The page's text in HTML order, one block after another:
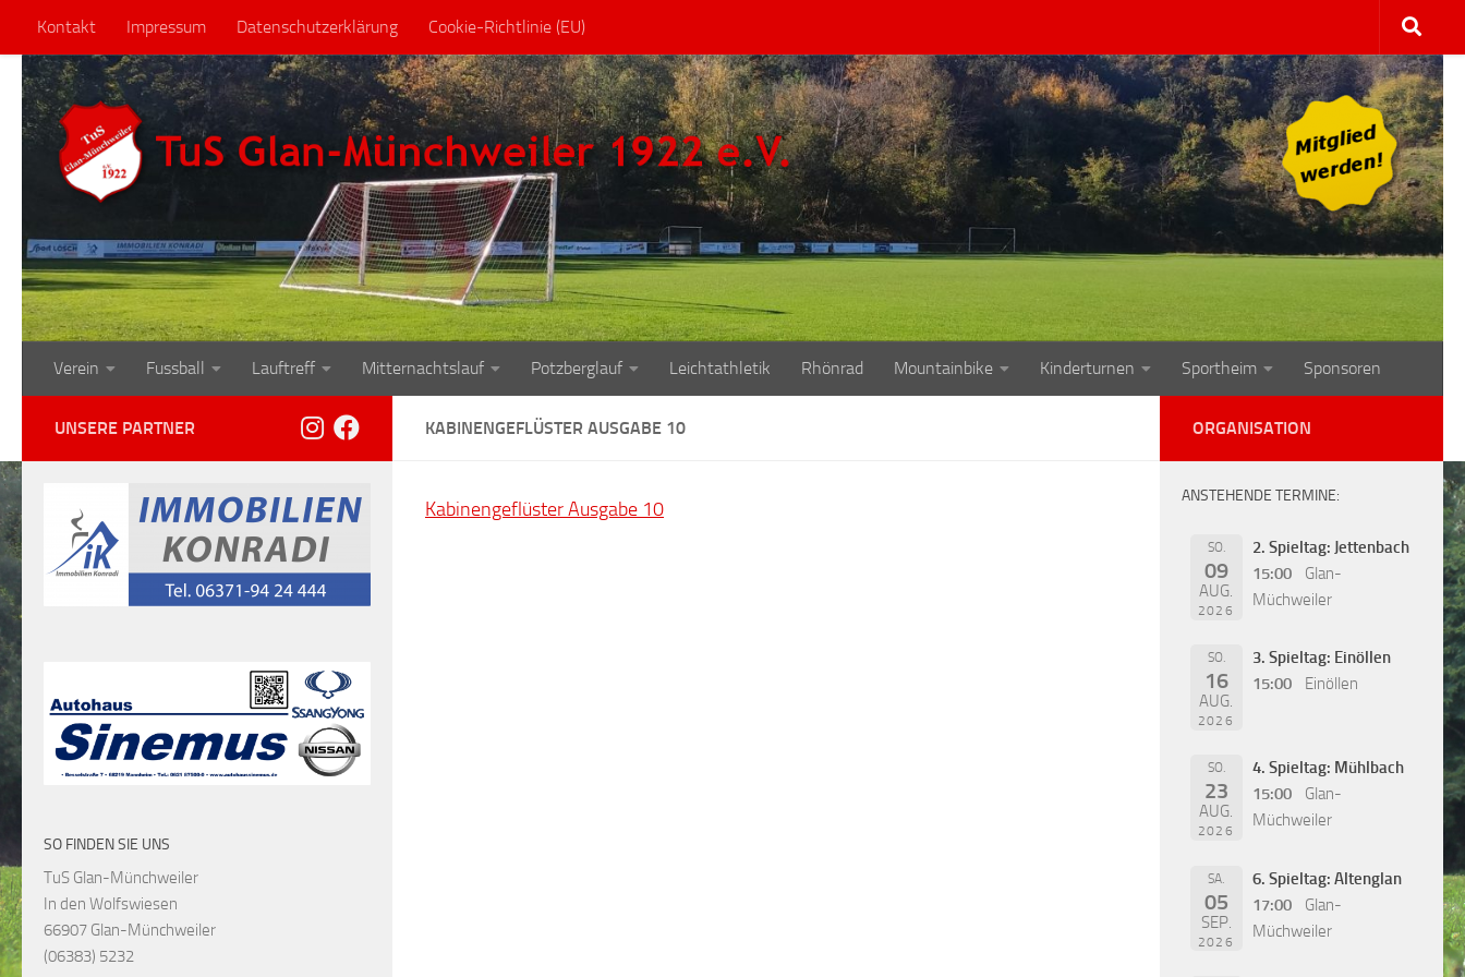
Zum Inhalt springen
Kontakt Impressum Datenschutzerklärung Cookie-Richtlinie (EU)
Verein Fussball Lauftreff Mitternachtslauf Potzberglauf Leichtathletik Rhönrad Mountainbike Kinderturnen Sportheim Sponsoren
KABINENGEFLÜSTER AUSGABE 10
Kabinengeflüster Ausgabe 10
UNSERE PARTNER
SO FINDEN SIE UNS
TuS Glan-Münchweiler
In den Wolfswiesen
66907 Glan-Münchweiler
(06383) 5232
ORGANISATION
ANSTEHENDE TERMINE:
SO.
09
AUG.
2026
2. Spieltag: Jettenbach
15:00
Glan-
Müchweiler
SO.
16
AUG.
2026
3. Spieltag: Einöllen
15:00
Einöllen
SO.
23
AUG.
2026
4. Spieltag: Mühlbach
15:00
Glan-
Müchweiler
SA.
05
SEP.
2026
6. Spieltag: Altenglan
17:00
Glan-
Müchweiler